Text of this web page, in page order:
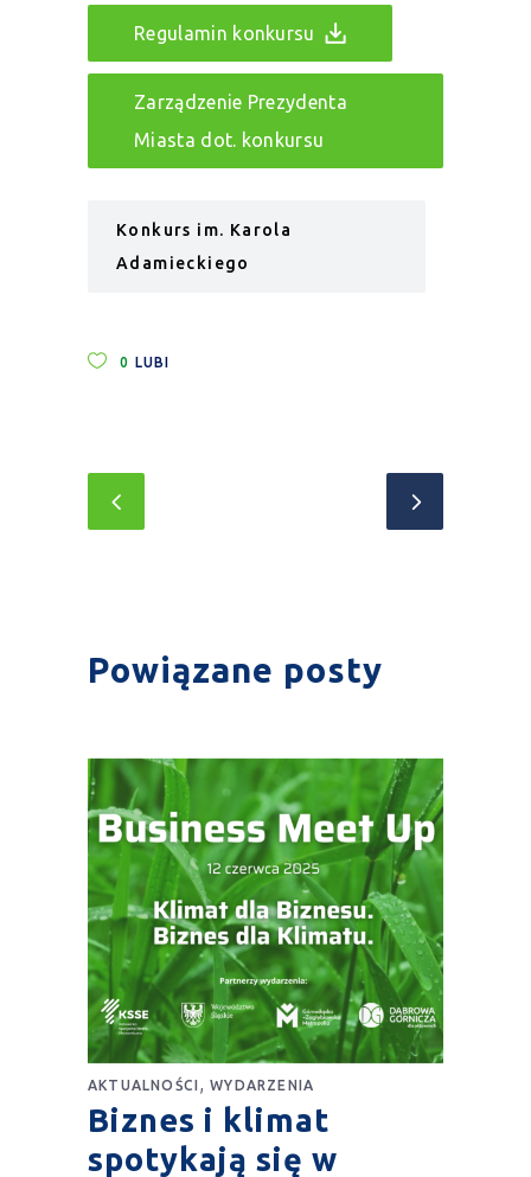
Regulamin konkursu
Zarządzenie Prezydenta
Miasta dot. konkursu
Konkurs im. Karola
Adamieckiego
0 LUBI
Powiązane posty
AKTUALNOŚCI ,WYDARZENIA
Biznes i klimat
spotykają się w